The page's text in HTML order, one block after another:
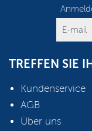
TREFFEN SIE
Kundenservice
AGB
Über uns